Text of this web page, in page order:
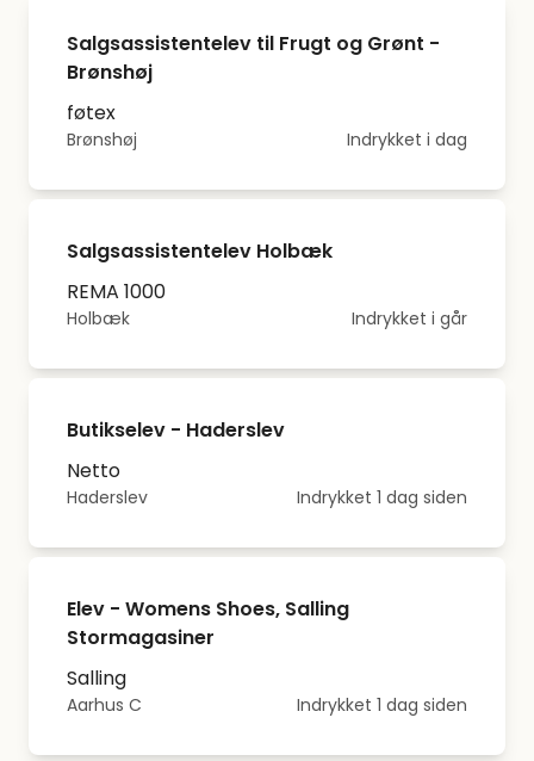
Salgsassistentelev til Frugt og Grønt -
Brønshøj
føtex
Brønshøj Indrykket i dag
Salgsassistentelev Holbæk
REMA 1000
Holbæk Indrykket i går
Butikselev - Haderslev
Netto
Haderslev Indrykket 1 dag siden
Elev - Womens Shoes, Salling
Stormagasiner
Salling
Aarhus C Indrykket 1 dag siden